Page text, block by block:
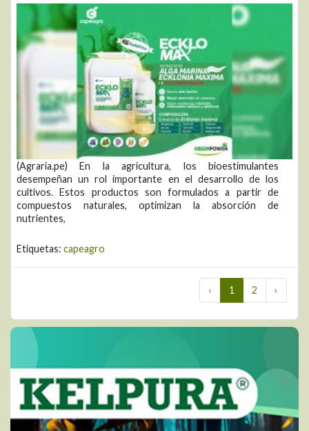
(Agraria.pe) En la agricultura, los bioestimulantes
desempeñan un rol importante en el desarrollo de los
cultivos. Estos productos son formulados a partir de
compuestos naturales, optimizan la absorción de
nutrientes,
Etiquetas: capeagro
‹ 1 2 ›